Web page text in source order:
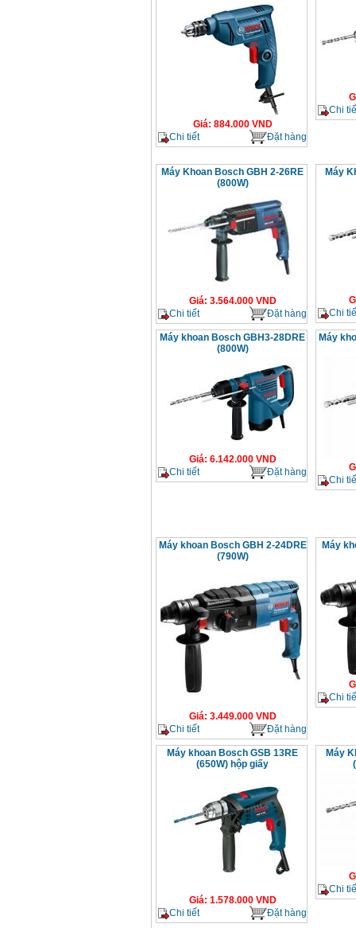
Giá: 884.000VND
Chi tiết
Đặt hàng
Chi
Máy Khoan Bosch GBH 2-26RE
(800W)
Giá: 3.564.000VND
Chi tiết
Đặt hàng
Máy
Chi
Máy khoan Bosch GBH3-28DRE
(800W)
Giá: 6.142.000VND
Chi tiết
Đặt hàng
Máy
Chi
Máy khoan Bosch GBH 2-24DRE
(790W)
Giá: 3.449.000VND
Chi tiết
Đặt hàng
Máy
Chi
Máy khoan Bosch GSB 13RE
(650W) hộp giấy
Giá: 1.578.000VND
Chi tiết
Đặt hàng
Máy
Chi